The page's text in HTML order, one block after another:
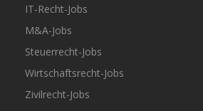
IT-Recht-Jobs
M&A-Jobs
Steuerrecht-Jobs
Wirtschaftsrecht-Jobs
Zivilrecht-Jobs